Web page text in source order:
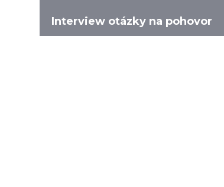
Interview otázky na pohovor